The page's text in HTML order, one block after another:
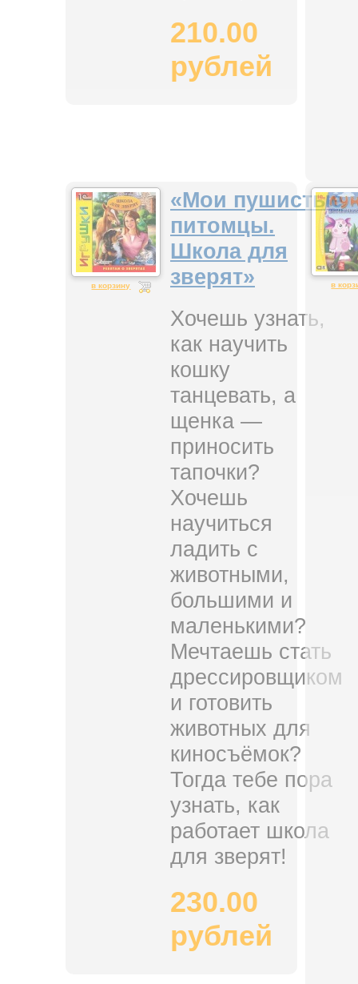
210.00
рублей
в корзину
«Мои пушистые
питомцы.
Школа для
зверят»
Хочешь узнать,
как научить
кошку
танцевать, а
щенка —
приносить
тапочки?
Хочешь
научиться
ладить с
животными,
большими и
маленькими?
Мечтаешь стать
дрессировщиком
и готовить
животных для
киносъёмок?
Тогда тебе пора
узнать, как
работает школа
для зверят!
230.00
рублей
в